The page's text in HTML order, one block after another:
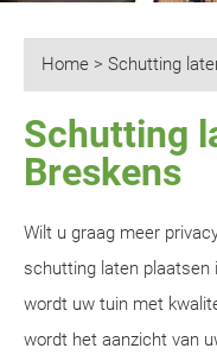
Home > Schutting
Schutting
Breskens
Wilt u graag meer
schutting laten
wordt uw tuin met
wordt het aanzicht van